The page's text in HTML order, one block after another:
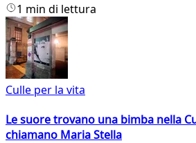
1 min di lettura
Culle per la vita
Le suore trovano una bimba nella
chiamano Maria Stella